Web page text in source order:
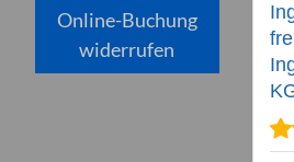
Online-Buchung
widerrufen